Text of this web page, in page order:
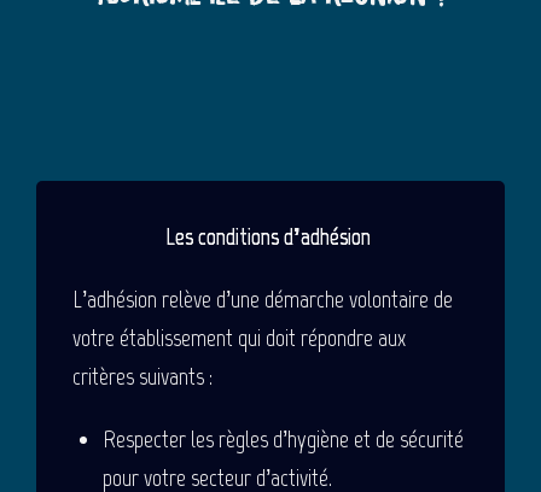
Les conditions d’adhésion
L’adhésion relève d’une démarche volontaire de
votre établissement qui doit répondre aux
critères suivants :
Respecter les règles d’hygiène et de sécurité
pour votre secteur d’activité.